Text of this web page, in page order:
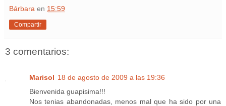
Bárbara en 15:59
Compartir
3 comentarios:
Marisol 18 de agosto de 2009 a las 19:36
Bienvenida guapisima!!!
Nos tenias abandonadas, menos mal que ha sido por una